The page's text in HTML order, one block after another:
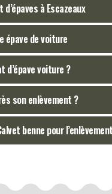
à Escazeaux
épave de voiture
voiture ?
son enlèvement ?
benne pour